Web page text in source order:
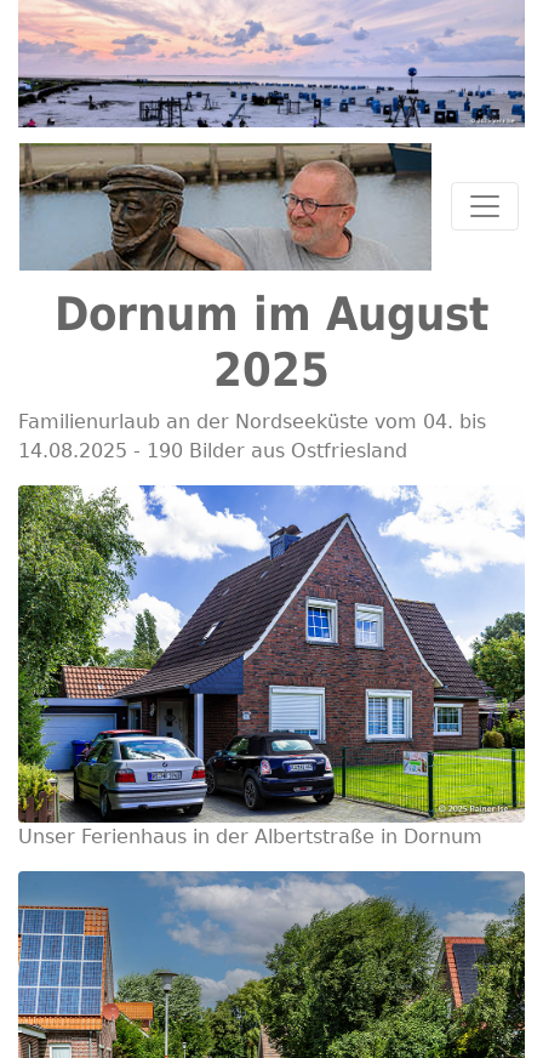
Dornum im August
2025
Familienurlaub an der Nordseeküste vom 04. bis
14.08.2025 - 190 Bilder aus Ostfriesland
Unser Ferienhaus in der Albertstraße in Dornum